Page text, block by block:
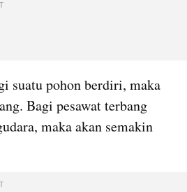
suatu pohon berdiri, maka
Bagi pesawat terbang
maka akan semakin